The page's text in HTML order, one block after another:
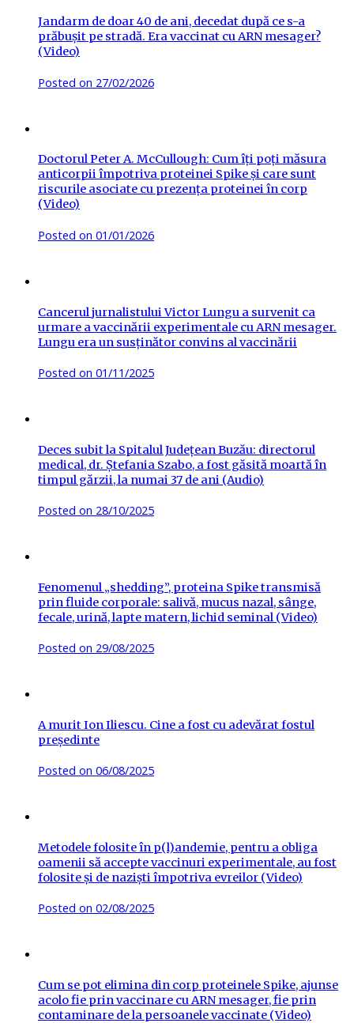
Jandarm de doar 40 de ani, decedat după ce s-a
prăbușit pe stradă. Era vaccinat cu ARN mesager?
(Video)
Posted on 27/02/2026
Doctorul Peter A. McCullough: Cum îți poți măsura
anticorpii împotriva proteinei Spike și care sunt
riscurile asociate cu prezența proteinei în corp
(Video)
Posted on 01/01/2026
Cancerul jurnalistului Victor Lungu a survenit ca
urmare a vaccinării experimentale cu ARN mesager.
Lungu era un susținător convins al vaccinării
Posted on 01/11/2025
Deces subit la Spitalul Județean Buzău: directorul
medical, dr. Ștefania Szabo, a fost găsită moartă în
timpul gărzii, la numai 37 de ani (Audio)
Posted on 28/10/2025
Fenomenul „shedding”, proteina Spike transmisă
prin fluide corporale: salivă, mucus nazal, sânge,
fecale, urină, lapte matern, lichid seminal (Video)
Posted on 29/08/2025
A murit Ion Iliescu. Cine a fost cu adevărat fostul
președinte
Posted on 06/08/2025
Metodele folosite în p(l)andemie, pentru a obliga
oamenii să accepte vaccinuri experimentale, au fost
folosite și de naziști împotriva evreilor (Video)
Posted on 02/08/2025
Cum se pot elimina din corp proteinele Spike, ajunse
acolo fie prin vaccinare cu ARN mesager, fie prin
contaminare de la persoanele vaccinate (Video)